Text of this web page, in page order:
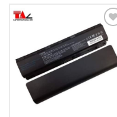
Add to
Wishlist